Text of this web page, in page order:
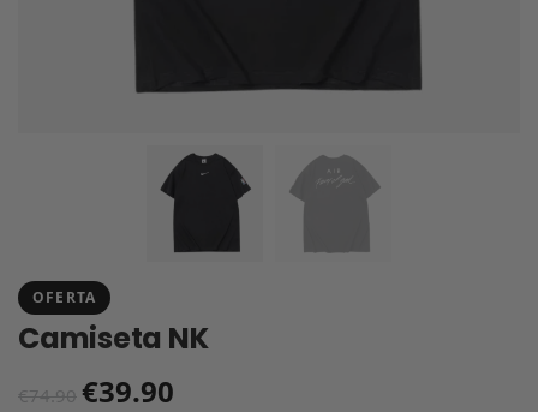
OFERTA
Camiseta NK
€74.90 €39.90